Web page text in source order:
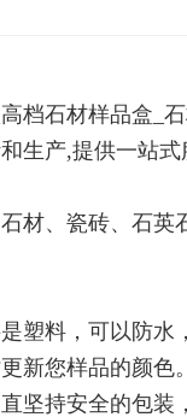
档石材样品盒_
生产,提供一站
材、瓷砖、石
塑料，可以防
新您样品的颜色
坚持安全的包